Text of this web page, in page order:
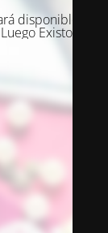
disponible muy
Existo.